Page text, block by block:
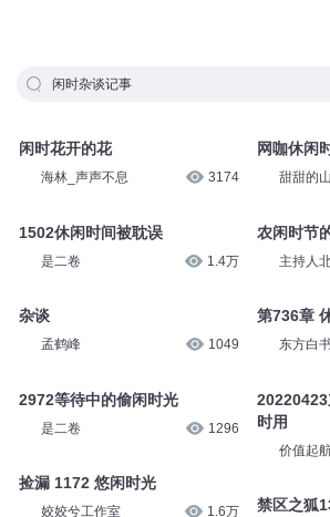
闲时杂谈记事
闲时花开的花
海林_声声不息 3174
1502休闲时间被耽误
是二卷 1.4万
杂谈
孟鹤峰 1049
2972等待中的偷闲时光
是二卷 1296
捡漏 1172 悠闲时光
姣姣兮工作室 1.6万
网咖休闲
甜甜的
农闲时节
主持人
第736章
东方白
时用
价值起
禁区之狐